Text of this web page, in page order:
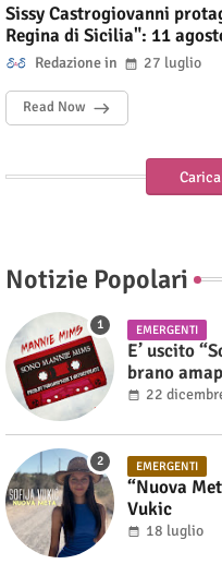
Sissy Castrogiovanni
Regina di Sicilia": 11
Redazione 27 luglio
Read Now
Notizie Popolari
EMERGENTI
E’ uscito
brano
22
EMERGENTI
“Nuova
Vukic
18 luglio